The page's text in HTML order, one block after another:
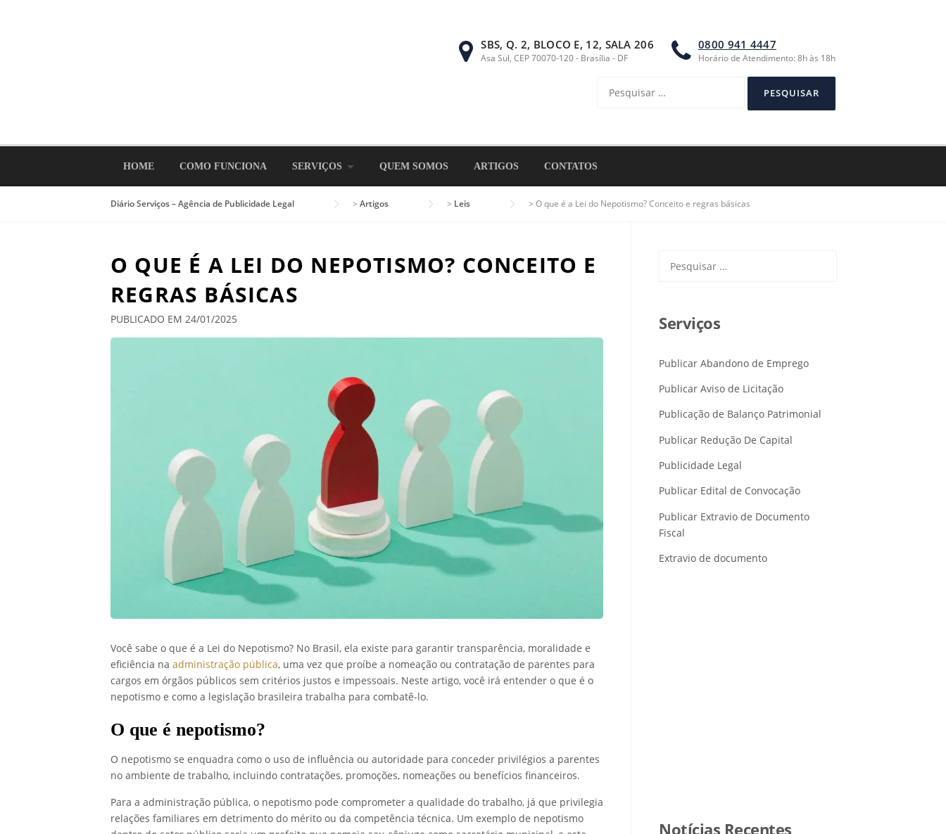
SBS, Q. 2, BLOCO E, 12, SALA 206
Asa Sul, CEP 70070-120 - Brasília - DF
0800 941 4447
Horário de Atendimento: 8h às 18h
por:
HOME COMO FUNCIONA SERVIÇOS QUEM SOMOS ARTIGOS CONTATOS
Diário Serviços – Agência de Publicidade Legal > Artigos > Leis > O que é a Lei do Nepotismo? Conceito e regras básicas
O QUE É A LEI DO NEPOTISMO? CONCEITO E
REGRAS BÁSICAS
PUBLICADO EM 24/01/2025
Você sabe o que é a Lei do Nepotismo? No Brasil, ela existe para garantir transparência, moralidade e
eficiência na administração pública, uma vez que proíbe a nomeação ou contratação de parentes para
cargos em órgãos públicos sem critérios justos e impessoais. Neste artigo, você irá entender o que é o
nepotismo e como a legislação brasileira trabalha para combatê-lo.
O que é nepotismo?
O nepotismo se enquadra como o uso de influência ou autoridade para conceder privilégios a parentes
no ambiente de trabalho, incluindo contratações, promoções, nomeações ou benefícios financeiros.
Para a administração pública, o nepotismo pode comprometer a qualidade do trabalho, já que privilegia
relações familiares em detrimento do mérito ou da competência técnica. Um exemplo de nepotismo
por:
Serviços
Publicar Abandono de Emprego
Publicar Aviso de Licitação
Publicação de Balanço Patrimonial
Publicar Redução De Capital
Publicidade Legal
Publicar Edital de Convocação
Publicar Extravio de Documento
Fiscal
Extravio de documento
Notícias Recentes